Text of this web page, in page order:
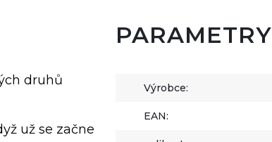
druhů
už se začne
PARAMETRY
Výrobce:
EAN: